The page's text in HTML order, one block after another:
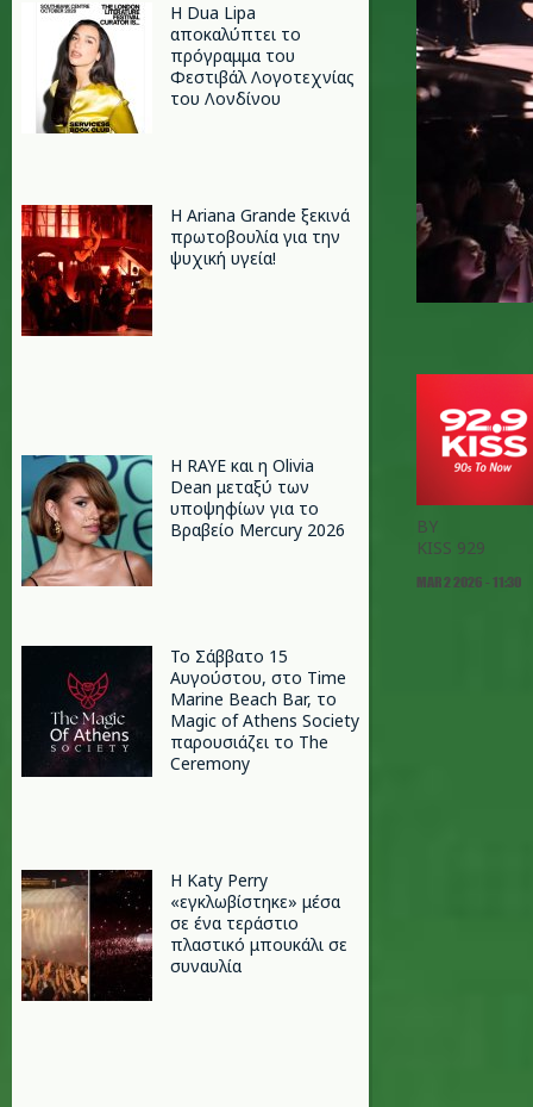
Η Dua Lipa
αποκαλύπτει το
πρόγραμμα του
Φεστιβάλ Λογοτεχνίας
του Λονδίνου
Η Ariana Grande ξεκινά
πρωτοβουλία για την
ψυχική υγεία!
Η RAYE και η Olivia
Dean μεταξύ των
υποψηφίων για το
Βραβείο Mercury 2026
Το Σάββατο 15
Αυγούστου, στο Time
Marine Beach Bar, το
Magic of Athens Society
παρουσιάζει το The
Ceremony
H Katy Perry
«εγκλωβίστηκε» μέσα
σε ένα τεράστιο
πλαστικό μπουκάλι σε
συναυλία
BY
KISS 929
MAR 2 2026 - 11:30